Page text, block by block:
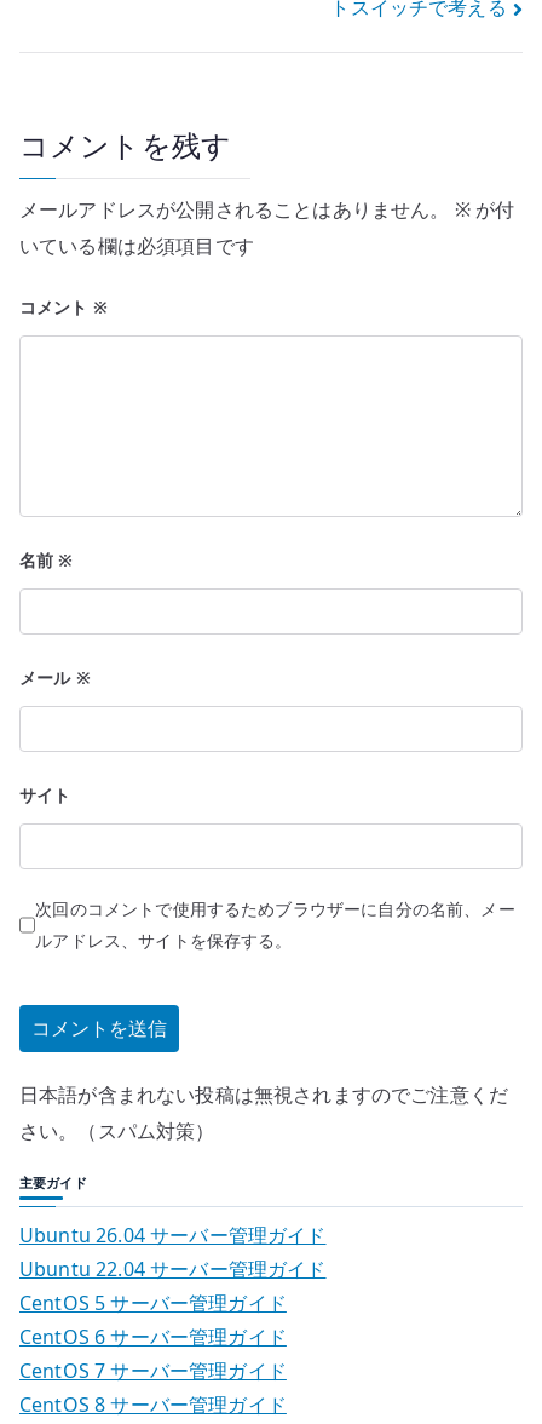
ビ
ー
シ
ョ
ン
トスイッチで考える
コメントを残す
メールアドレスが公開されることはありません。 ※が付
いている欄は必須項目です
コメント ※
名前※
メール ※
サイト
次回のコメントで使用するためブラウザーに自分の名前、メー
ルアドレス、サイトを保存する。
日本語が含まれない投稿は無視されますのでご注意くだ
さい。（スパム対策）
主要ガイド
Ubuntu 26.04 サーバー管理ガイド
Ubuntu 22.04 サーバー管理ガイド
CentOS 5 サーバー管理ガイド
CentOS 6 サーバー管理ガイド
CentOS 7 サーバー管理ガイド
CentOS 8 サーバー管理ガイド